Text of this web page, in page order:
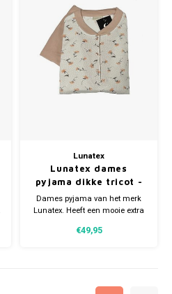
Lunatex
Lunatex dames
pyjama dikke tricot -
extra warm
Dames pyjama van het merk
Lunatex. Heeft een mooie extra
hierdoor extra warm.
€49,95